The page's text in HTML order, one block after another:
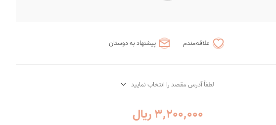
علاقه‌مندم پیشنهاد به دوستان
لطفاً آدرس مقصد را انتخاب نمایید
3٬200٬000 ریال